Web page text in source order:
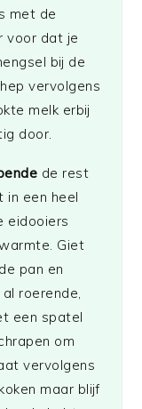
met de
voor dat je
bij de
vervolgens
melk erbij
door.
de rest
in een heel
eidooiers
Giet
pan en
roerende,
een spatel
om
vervolgens
maar blijf